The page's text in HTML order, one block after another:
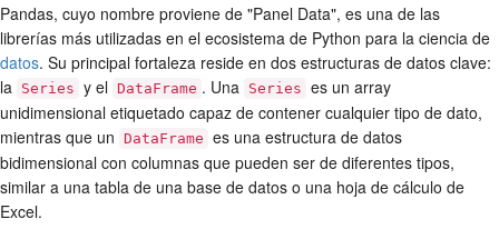
Pandas, cuyo nombre proviene de "Panel Data", es una de las
librerías más utilizadas en el ecosistema de Python para la ciencia de
datos. Su principal fortaleza reside en dos estructuras de datos clave:
la
Series y el DataFrame . Una Series es un array
unidimensional etiquetado capaz de contener cualquier tipo de dato,
mientras que un DataFrame es una estructura de datos
bidimensional con columnas que pueden ser de diferentes tipos,
similar a una tabla de una base de datos o una hoja de cálculo de
Excel.